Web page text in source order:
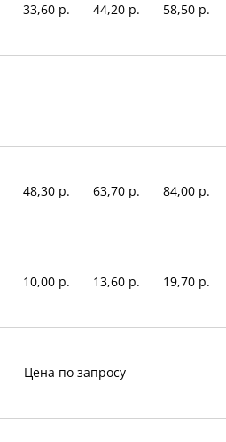
33,60 р. 44,20 р. 58,50 р.
48,30 р. 63,70 р. 84,00 р.
10,00 р. 13,60 р. 19,70 р.
Цена по запросу